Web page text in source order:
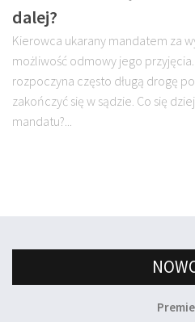
dalej?
Kierowca ukarany mandatem za
możliwość odmowy jego
rozpoczyna często długą drogę
zakończyć się w sądzie. Co się
mandatu?...